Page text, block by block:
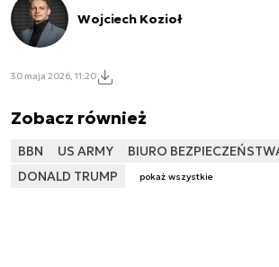
Wojciech Kozioł
30 maja 2026, 11:20
Zobacz również
BBN US ARMY
BIURO
DONALD TRUMP
pokaż wszystkie